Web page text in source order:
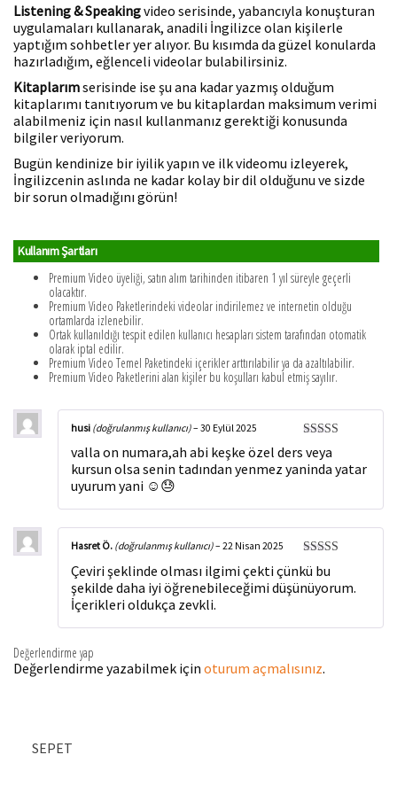
Listening & Speakingvideo serisinde, yabancıyla konuşturan
uygulamaları kullanarak, anadili İngilizce olan kişilerle
yaptığım sohbetler yer alıyor. Bu kısımda da güzel konularda
hazırladığım, eğlenceli videolar bulabilirsiniz.
Kitaplarımserisinde ise şu ana kadar yazmış olduğum
kitaplarımı tanıtıyorum ve bu kitaplardan maksimum verimi
alabilmeniz için nasıl kullanmanız gerektiği konusunda
bilgiler veriyorum.
Bugün kendinize bir iyilik yapın ve ilk videomu izleyerek,
İngilizcenin aslında ne kadar kolay bir dil olduğunu ve sizde
bir sorun olmadığını görün!
Kullanım Şartları
Premium Video üyeliği, satın alım tarihinden itibaren 1 yıl süreyle geçerli
olacaktır.
Premium Video Paketlerindeki videolar indirilemez ve internetin olduğu
ortamlarda izlenebilir.
Ortak kullanıldığı tespit edilen kullanıcı hesapları sistem tarafından otomatik
olarak iptal edilir.
Premium Video Temel Paketindeki içerikler arttırılabilir ya da azaltılabilir.
Premium Video Paketlerini alan kişiler bu koşulları kabul etmiş sayılır.
5oy aldı
husi (doğrulanmış kullanıcı)– 30 Eylül 2025
valla on numara,ah abi keşke özel ders veya
kursun olsa senin tadından yenmez yaninda yatar
uyurum yani ☺️😓
5 üzerinden
5oy aldı
Hasret Ö. (doğrulanmış kullanıcı)– 22 Nisan 2025
Çeviri şeklinde olması ilgimi çekti çünkü bu
şekilde daha iyi öğrenebileceğimi düşünüyorum.
İçerikleri oldukça zevkli.
Değerlendirme yap
Değerlendirme yazabilmek için oturum açmalısınız.
SEPET